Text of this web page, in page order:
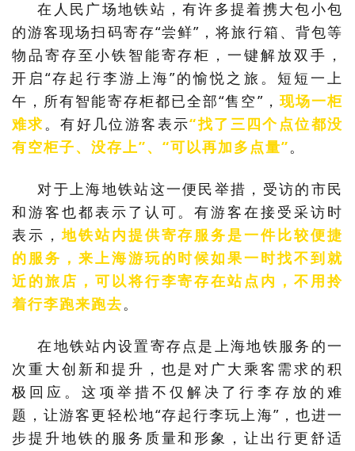
在人民广场地铁站，有许多提着携大包小包
的游客现场扫码寄存“尝鲜”，将旅行箱、背包等
物品寄存至小铁智能寄存柜，一键解放双手，
开启“存起行李游上海”的愉悦之旅。 短短一上
午，所有智能寄存柜都已全部“售空”， 现场一柜
难求。有好几位游客表示“找了三四个点位都没
有空柜子、没存上”、“可以再加多点量”。
对于上海地铁站这一便民举措，受访的市民
和游客也都表示了 认可。有游客在接受采访时
表示，地铁站内提供寄存服务是一件比较便捷
的服务，来上海游玩的时候如果一时找不到就
近的旅店，可以将行李寄存在站点内，不用拎
着行李跑来跑去。
在地铁站内设置寄存点是上海地铁服务的一
次重大创新和提升，也是对广大乘客需求的积
极回应。这项举措不仅解决了行李存放的难
题，让游客更轻松地“存起行李玩上海”，也进一
步提升地铁的服务质量和形象，让出行更舒适